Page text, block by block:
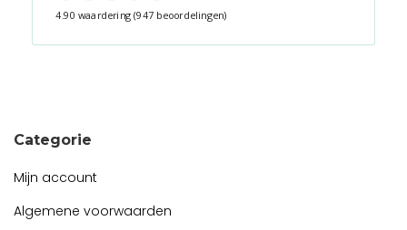
4.90 waardering (947 beoordelingen)
Categorie
Mijn account
Algemene voorwaarden